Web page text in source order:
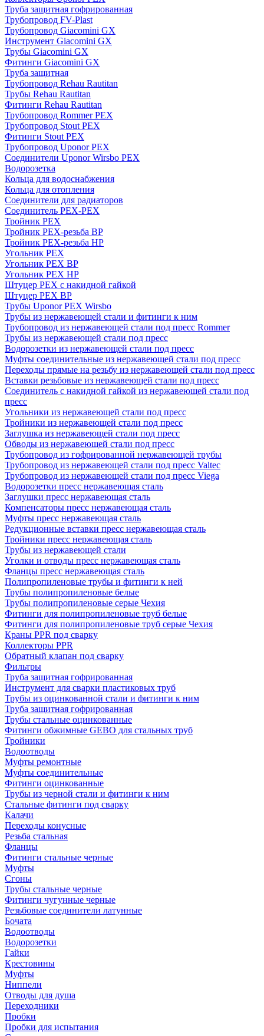
Труба защитная гофрированная
Трубопровод FV-Plast
Трубопровод Giacomini GX
Инструмент Giacomini GX
Трубы Giacomini GX
Фитинги Giacomini GX
Труба защитная
Трубопровод Rehau Rautitan
Трубы Rehau Rautitan
Фитинги Rehau Rautitan
Трубопровод Rommer PEX
Трубопровод Stout PEX
Фитинги Stout PEX
Трубопровод Uponor PEX
Соединители Uponor Wirsbo PEX
Водорозетка
Кольца для водоснабжения
Кольца для отопления
Соединители для радиаторов
Соединитель PEX-PEX
Тройник PEX
Тройник PEX-резьба ВР
Тройник PEX-резьба НР
Угольник PEX
Угольник PEX ВР
Угольник PEX НР
Штуцер PEX c накидной гайкой
Штуцер PEX ВР
Трубы Uponor PEX Wirsbo
Трубы из нержавеющей стали и фитинги к ним
Трубопровод из нержавеющей стали под пресс Rommer
Трубы из нержавеющей стали под пресс
Водорозетки из нержавеющей стали под пресс
Муфты соединительные из нержавеющей стали под пресс
Переходы прямые на резьбу из нержавеющей стали под пресс
Вставки резьбовые из нержавеющей стали под пресс
Соединитель с накидной гайкой из нержавеющей стали под
пресс
Угольники из нержавеющей стали под пресс
Тройники из нержавеющей стали под пресс
Заглушка из нержавеющей стали под пресс
Обводы из нержавеющей стали под пресс
Трубопровод из гофрированной нержавеющей трубы
Трубопровод из нержавеющей стали под пресс Valtec
Трубопровод из нержавеющей стали под пресс Viega
Водорозетки пресс нержавеющая сталь
Заглушки пресс нержавеющая сталь
Компенсаторы пресс нержавеющая сталь
Муфты пресс нержавеющая сталь
Редукционные вставки пресс нержавеющая сталь
Тройники пресс нержавеющая сталь
Трубы из нержавеющей стали
Уголки и отводы пресс нержавеющая сталь
Фланцы пресс нержавеющая сталь
Полипропиленовые трубы и фитинги к ней
Трубы полипропиленовые белые
Трубы полипропиленовые серые Чехия
Фитинги для полипропиленовые труб белые
Фитинги для полипропиленовые труб серые Чехия
Краны PPR под сварку
Коллекторы PPR
Обратный клапан под сварку
Фильтры
Труба защитная гофрированная
Инструмент для сварки пластиковых труб
Трубы из оцинкованной стали и фитинги к ним
Труба защитная гофрированная
Трубы стальные оцинкованные
Фитинги обжимные GEBO для стальных труб
Тройники
Водоотводы
Муфты ремонтные
Муфты соединительные
Фитинги оцинкованные
Трубы из черной стали и фитинги к ним
Стальные фитинги под сварку
Калачи
Переходы конусные
Резьба стальная
Фланцы
Фитинги стальные черные
Муфты
Сгоны
Трубы стальные черные
Фитинги чугунные черные
Резьбовые соединители латунные
Бочата
Водоотводы
Водорозетки
Гайки
Крестовины
Муфты
Ниппели
Отводы для душа
Переходники
Пробки
Пробки для испытания